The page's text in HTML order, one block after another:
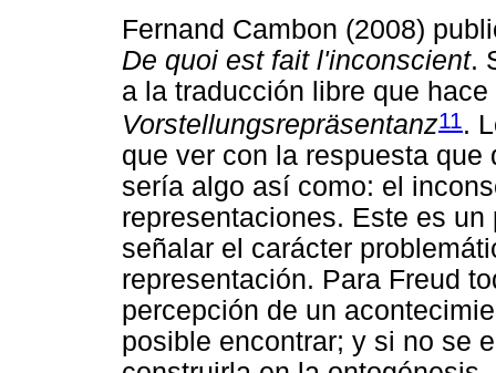
Fernand Cambon (2008)
De quoi est fait l'inconscient.
a la traducción libre que
Vorstellungsrepräsentanz11.
que ver con la respuesta
sería algo así como: el
representaciones. Este es
señalar el carácter
representación. Para Freud
percepción de un
posible encontrar; y si no se